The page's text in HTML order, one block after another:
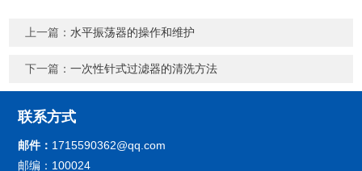
上一篇：水平振荡器的操作和维护
下一篇：一次性针式过滤器的清洗方法
联系方式
邮件： 1715590362@qq.com
邮编：100024